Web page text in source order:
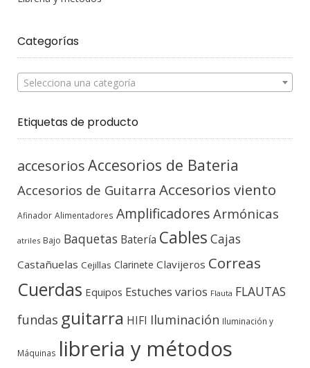
Categorías
Selecciona una categoría
Etiquetas de producto
accesoriosAccesorios de Bateria
Accesorios de Guitarra Accesorios viento
Afinador Alimentadores Amplificadores Armónicas
atriles Bajo Baquetas Batería Cables Cajas
Castañuelas Cejillas Clarinete Clavijeros Correas
Cuerdas Equipos Estuches varios Flauta FLAUTAS
fundas guitarra HIFI Iluminación Iluminación y
Máquinas libreria y métodos